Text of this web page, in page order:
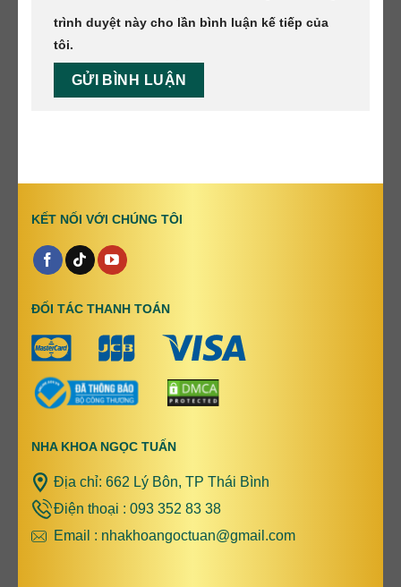
trình duyệt này cho lần bình luận kế tiếp của
tôi.
KẾT NỐI VỚI CHÚNG TÔI
ĐỐI TÁC THANH TOÁN
NHA KHOA NGỌC TUẤN
Địa chỉ: 662 Lý Bôn, TP Thái Bình
Điện thoại : 093 352 83 38
Email : nhakhoangoctuan@gmail.com